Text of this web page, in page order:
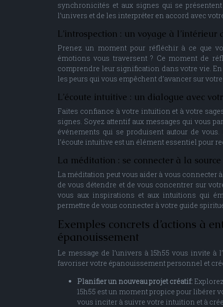
synchronicités et aux signes qui se
l’univers et de les interpréter en accord avec
L’introspection : un voyage à l’intérieur
Prenez un moment pour réfléchir à ce que
émotions vous traversent ? Ce moment de
comprendre leur signification dans votre vie.
les peurs qui vous empêchent d’avancer sur
L’écoute intuitive : un dialogue avec
Faites confiance à votre intuition et à votre
signes. Soyez attentif aux messages qui vous
événements qui se produisent autour de
l’écoute intuitive est un élément essentiel pour
La méditation : se connecter à la source
La méditation peut vous aider à vous connecter
de vous détendre et de vous concentrer sur
vous aux inspirations et aux intuitions qui
permettre de vous connecter à votre guide
Exemples concrets d’actions à
épanouissement
Le message de l’univers à 15h55 vous invite
favoriser votre épanouissement personnel et
Planifier un nouveau projet créatif:
15h55 est un moment propice pour libérer
vous inciter à suivre votre intuition et à